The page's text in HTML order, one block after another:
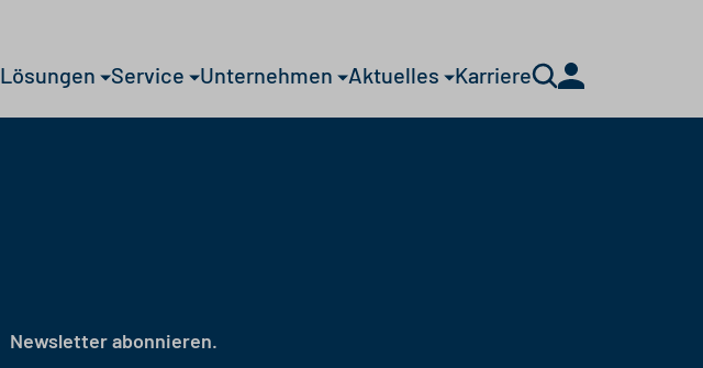
Lösungen Service Unternehmen Aktuelles Karriere
Newsletter abonnieren.